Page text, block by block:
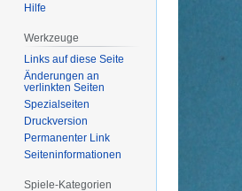
Hilfe
Werkzeuge
Links auf diese Seite
Änderungen an
verlinkten Seiten
Spezialseiten
Druckversion
Permanenter Link
Seiten­­informationen
Spiele-Kategorien